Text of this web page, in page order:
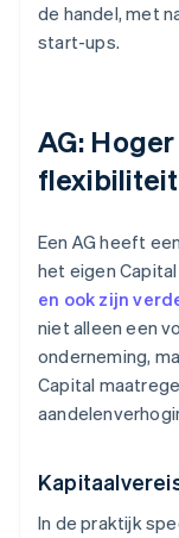
de handel, met
start-ups.
AG:
Een AG heeft
het eigen
en ook zijn
niet alleen een
onderneming,
Capital
In de praktijk